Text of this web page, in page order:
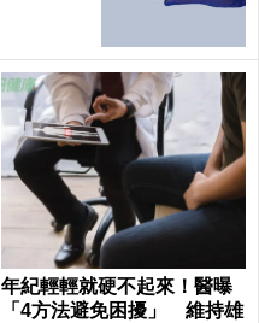
年紀輕輕就硬不起來！醫曝
「4方法避免困擾」 維持雄